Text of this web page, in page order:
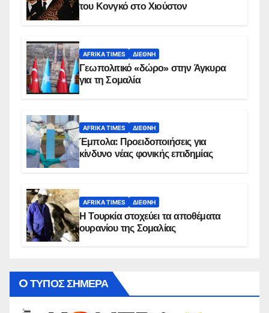
του Κονγκό στο Χιούστον
AFRIKA TIMES ΔΙΕΘΝΉ
Γεωπολιτικό «δώρο» στην Άγκυρα
για τη Σομαλία
AFRIKA TIMES ΔΙΕΘΝΉ
Έμπολα: Προειδοποιήσεις για
κίνδυνο νέας φονικής επιδημίας
AFRIKA TIMES ΔΙΕΘΝΉ
Η Τουρκία στοχεύει τα αποθέματα
ουρανίου της Σομαλίας
O ΤΥΠΟΣ ΣΗΜΕΡΑ